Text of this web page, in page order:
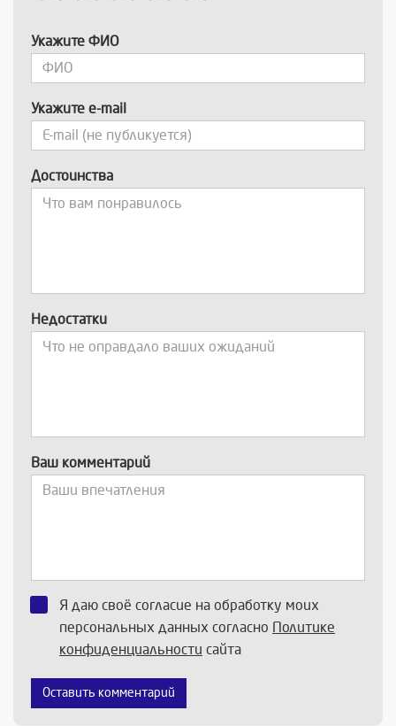
Укажите ФИО
Укажите e-mail
Достоинства
Недостатки
Ваш комментарий
Я даю своё согласие на обработку моих
персональных данных согласно Политике
конфиденциальности сайта
Оставить комментарий